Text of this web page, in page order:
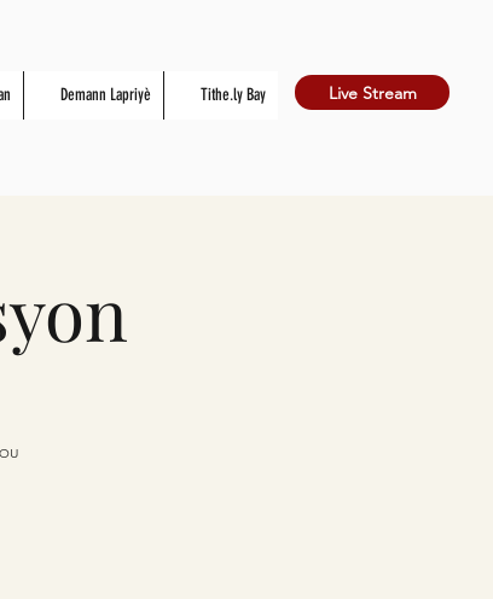
Demann Lapriyè Tithe.ly Bay Live Stream